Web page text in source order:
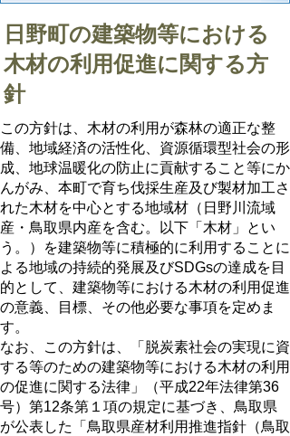
日野町の建築物等における
木材の利用促進に関する方
針
この方針は、木材の利用が森林の適正な整
備、地域経済の活性化、資源循環型社会の形
成、地球温暖化の防止に貢献すること等にか
んがみ、本町で育ち伐採生産及び製材加工さ
れた木材を中心とする地域材（日野川流域
産・鳥取県内産を含む。以下「木材」とい
う。）を建築物等に積極的に利用することに
よる地域の持続的発展及びSDGsの達成を目
的として、建築物等における木材の利用促進
の意義、目標、その他必要な事項を定めま
す。
なお、この方針は、「脱炭素社会の実現に資
する等のための建築物等における木材の利用
の促進に関する法律」（平成22年法律第36
号）第12条第１項の規定に基づき、鳥取県
が公表した「鳥取県産材利用推進指針（鳥取